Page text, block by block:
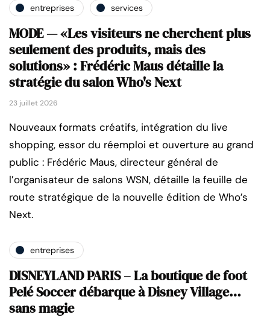
entreprises services
MODE — «Les visiteurs ne cherchent plus
seulement des produits, mais des
solutions» : Frédéric Maus détaille la
stratégie du salon Who's Next
23 juillet 2026
Nouveaux formats créatifs, intégration du live
shopping, essor du réemploi et ouverture au grand
public : Frédéric Maus, directeur général de
l’organisateur de salons WSN, détaille la feuille de
route stratégique de la nouvelle édition de Who’s
Next.
entreprises
DISNEYLAND PARIS – La boutique de foot
Pelé Soccer débarque à Disney Village…
sans magie